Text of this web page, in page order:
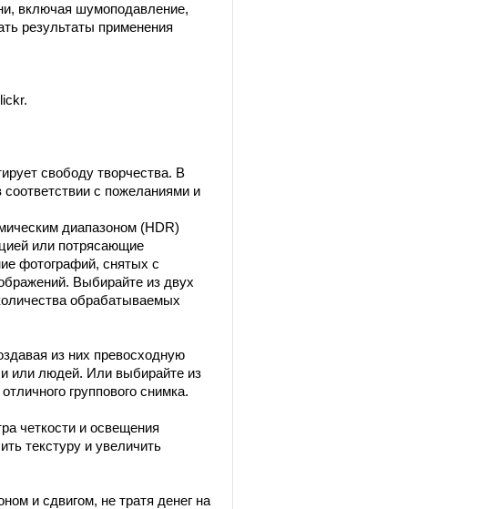
включая шумоподавление,
результаты применения
свободу творчества. В
с пожеланиями и
диапазоном (HDR)
или потрясающие
фотографий, снятых с
Выбирайте из двух
обрабатываемых
из них превосходную
или людей. Или выбирайте из
группового снимка.
четкости и освещения
текстуру и увеличить
и сдвигом, не тратя денег на